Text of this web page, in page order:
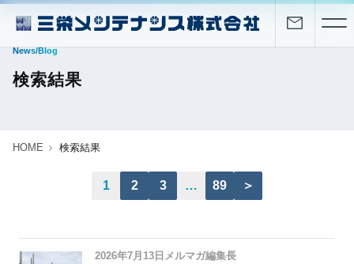
News/Blog
検索結果
HOME 検索結果
1 2 3 … 89 ＞
2026年7月13日 メルマガ編集長